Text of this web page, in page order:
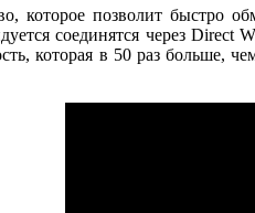
которое позволит быстро
соединятся через Direct
которая в 50 раз